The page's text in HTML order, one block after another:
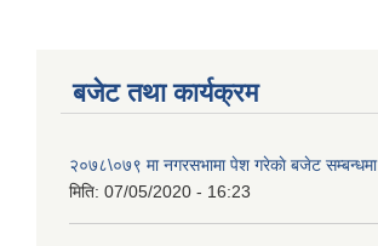
बजेट तथा कार्यक्रम
२०७८\०७९ मा नगरसभामा पेश गरेकाे बजेट सम्बन्धमा
मिति: 07/05/2020 - 16:23